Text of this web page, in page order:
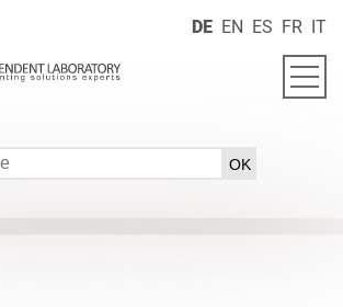
DE EN ES FR IT